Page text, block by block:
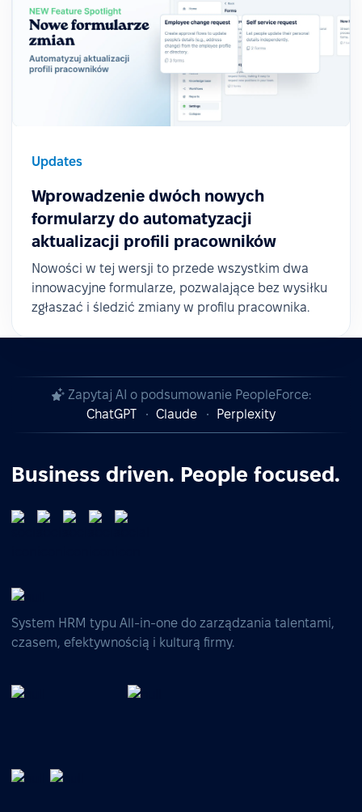
Updates
Wprowadzenie dwóch nowych
formularzy do automatyzacji
aktualizacji profili pracowników
Nowości w tej wersji to przede wszystkim dwa
innowacyjne formularze, pozwalające bez wysiłku
zgłaszać i śledzić zmiany w profilu pracownika.
Zapytaj AI o podsumowanie PeopleForce:
ChatGPT
Claude Perplexity
Business driven. People focused.
System HRM typu All-in-one do zarządzania talentami,
czasem, efektywnością i kulturą firmy.